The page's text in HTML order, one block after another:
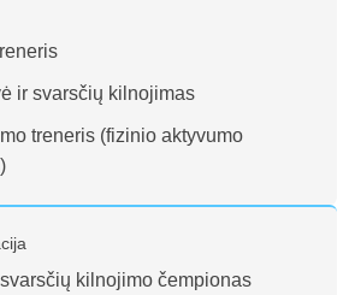
ir svarsčių kilnojimas
treneris (fizinio aktyvumo
kilnojimo čempionas